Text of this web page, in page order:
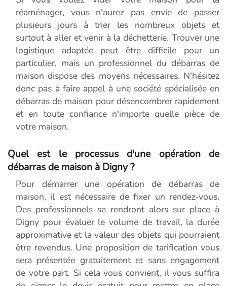
réaménager, vous n'aurez pas envie de passer
plusieurs jours à trier les nombreux objets et
surtout à aller et venir à la déchetterie. Trouver une
logistique adaptée peut être difficile pour un
particulier, mais un professionnel du débarras de
maison dispose des moyens nécessaires. N'hésitez
donc pas à faire appel à une société spécialisée en
débarras de maison pour désencombrer rapidement
et en toute confiance n'importe quelle pièce de
votre maison.
Quel est le processus d'une opération de
débarras de maison à Digny ?
Pour démarrer une opération de débarras de
maison, il est nécessaire de fixer un rendez-vous.
Des professionnels se rendront alors sur place à
Digny pour évaluer le volume de travail, la durée
approximative et la valeur des objets qui pourraient
être revendus. Une proposition de tarification vous
sera présentée gratuitement et sans engagement
de votre part. Si cela vous convient, il vous suffira